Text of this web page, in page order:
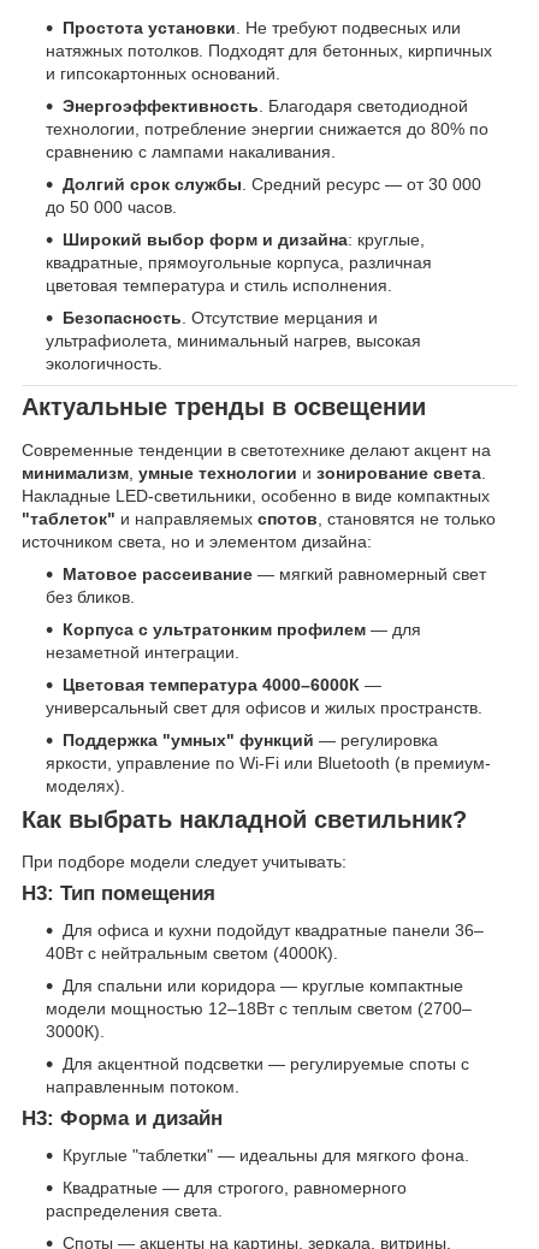
Простота установки . Не требуют подвесных или
натяжных потолков. Подходят для бетонных, кирпичных
и гипсокартонных оснований.
Энергоэффективность . Благодаря светодиодной
технологии, потребление энергии снижается до 80% по
сравнению с лампами накаливания.
Долгий срок службы . Средний ресурс — от 30 000
до 50 000 часов.
Широкий выбор форм и дизайна: круглые,
квадратные, прямоугольные корпуса, различная
цветовая температура и стиль исполнения.
Безопасность . Отсутствие мерцания и
ультрафиолета, минимальный нагрев, высокая
экологичность.
Актуальные тренды в освещении
Современные тенденции в светотехнике делают акцент на
минимализм умные технологии и зонирование света
Накладные LED-светильники, особенно в виде компактных
"таблеток" и направляемых спотов , становятся не только
источником света, но и элементом дизайна:
Матовое рассеивание — мягкий равномерный свет
без бликов.
Корпуса с ультратонким профилем — для
незаметной интеграции.
Цветовая температура 4000–6000К —
универсальный свет для офисов и жилых пространств.
Поддержка "умных" функций — регулировка
яркости, управление по Wi-Fi или Bluetooth (в премиум-
моделях).
Как выбрать накладной светильник?
При подборе модели следует учитывать:
H3: Тип помещения
Для офиса и кухни подойдут квадратные панели 36–
40Вт с нейтральным светом (4000К).
Для спальни или коридора — круглые компактные
модели мощностью 12–18Вт с теплым светом (2700–
3000К).
Для акцентной подсветки — регулируемые споты с
направленным потоком.
H3: Форма и дизайн
Круглые "таблетки" — идеальны для мягкого фона.
Квадратные — для строгого, равномерного
распределения света.
Споты — акценты на картины, зеркала, витрины.